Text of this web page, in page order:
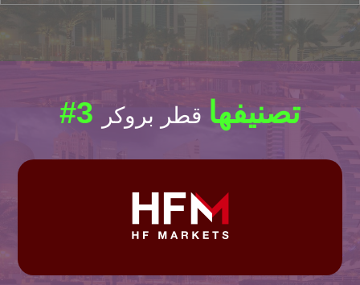
#3 تصنيفها قطر بروكر